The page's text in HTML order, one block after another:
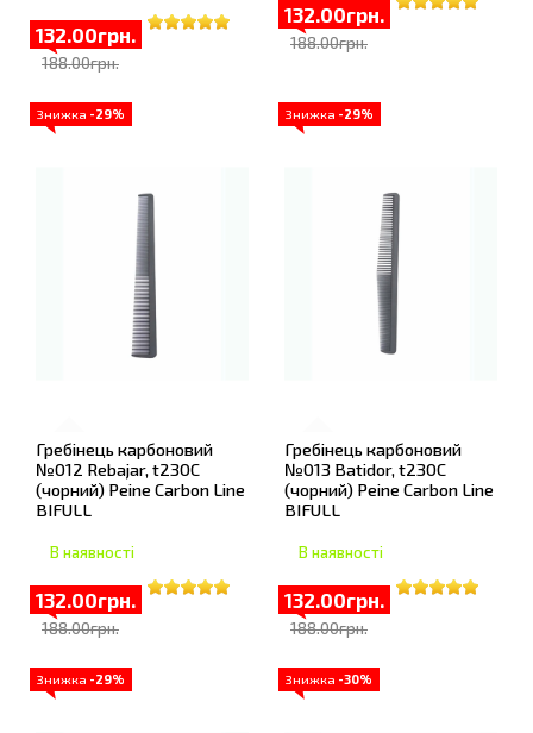
132.00грн.
188.00грн.
132.00грн.
188.00грн.
Знижка -29%
Гребінець карбоновий
№012 Rebajar, t230С
(чорний) Peine Carbon Line
BIFULL
В наявності
132.00грн.
188.00грн.
Знижка -29%
Гребінець карбоновий
№013 Batidor, t230С
(чорний) Peine Carbon Line
BIFULL
В наявності
132.00грн.
188.00грн.
Знижка -29% Знижка -30%